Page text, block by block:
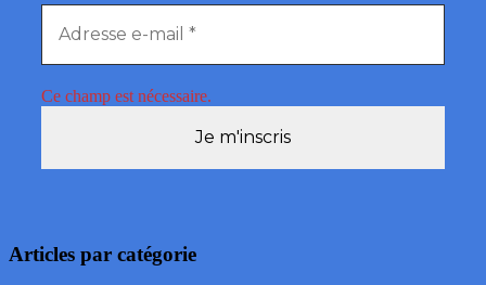
Ce champ est nécessaire.
Articles par catégorie